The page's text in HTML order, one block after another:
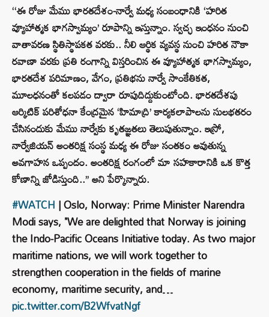
‘‘ఈ రోజు మేము భారతదేశం-నార్వే మధ్య సంబంధానికి ‘హరిత
వ్యూహాత్మక భాగస్వామ్యం’ రూపాన్ని ఇస్తున్నాం. స్వచ్ఛ ఇంధనం నుంచి
వాతావరణ స్థితిస్థాపకత వరకు.. నీలి ఆర్థిక వ్యవస్థ నుంచి హరిత నౌకా
రవాణా వరకు ప్రతి రంగాన్ని విస్తరించిన ఈ వ్యూహాత్మక భాగస్వామ్యం,
భారతదేశ పరిమాణం, వేగం, ప్రతిభను నార్వే సాంకేతికత,
మూలధనంతో కలపడం ద్వారా రూపుదిద్దుకుంటోంది. భారతదేశపు
ఆర్కిటిక్ పరిశోధనా కేంద్రమైన ‘హిమాద్రి’ కార్యకలాపాలను సులభతరం
చేసినందుకు మేము నార్వేకు కృతజ్ఞతలు తెలుపుతున్నాం. ఇస్రో,
నార్వేజియన్ అంతరిక్ష సంస్థ మధ్య ఈ రోజు సంతకం అవుతున్న
అవగాహన ఒప్పందం. అంతరిక్ష రంగంలో మా సహకారానికి ఒక కొత్త
కోణాన్ని జోడిస్తుంది..’’ అని పేర్కొన్నారు.
#WATCH | Oslo, Norway: Prime Minister Narendra
Modi says, "We are delighted that Norway is joining
the Indo-Pacific Oceans Initiative today. As two major
maritime nations, we will work together to
strengthen cooperation in the fields of marine
economy, maritime security, and…
pic.twitter.com/B2WfvatNgf